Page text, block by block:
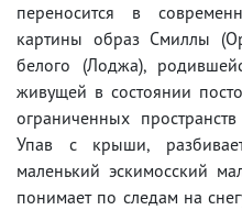
переносится в
картины образ Смиллы
белого (Лоджа),
живущей в состоянии
ограниченных
Упав с крыши,
маленький эскимосский
понимает по следам на